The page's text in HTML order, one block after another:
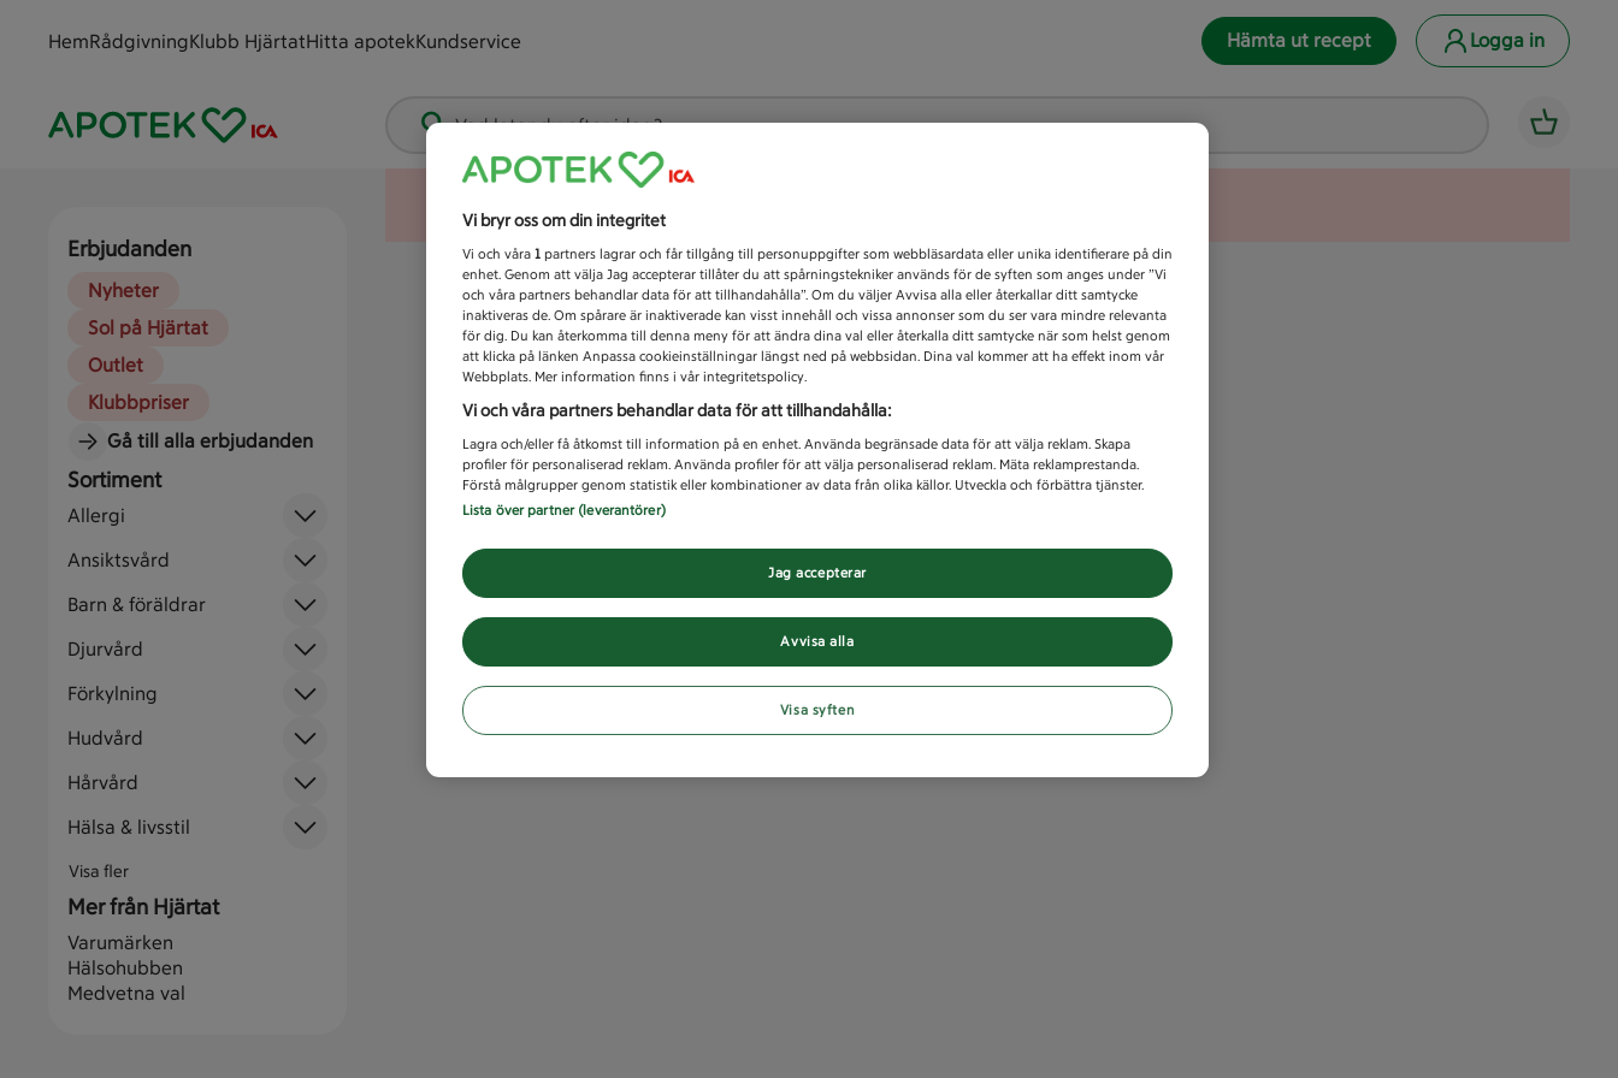
HemRådgivningKlubb HjärtatHitta apotekKundservice Hämta ut recept Logga in
Vad letar du efter idag?
Erbjudanden
Nyheter
Sol på Hjärtat
Outlet
Klubbpriser
Gå till alla erbjudanden
Sortiment
Allergi
Ansiktsvård
Barn & föräldrar
Djurvård
Förkylning
Hudvård
Hårvård
Hälsa & livsstil
Visa fler
Mer från Hjärtat
Varumärken
Hälsohubben
Medvetna val
Vi bryr oss om din integritet
Vi och våra 1 partners lagrar och får tillgång till personuppgifter som webbläsardata eller unika identifierare på din
enhet. Genom att välja Jag accepterar tillåter du att spårningstekniker används för de syften som anges under ”Vi
och våra partners behandlar data för att tillhandahålla”. Om du väljer Avvisa alla eller återkallar ditt samtycke
inaktiveras de. Om spårare är inaktiverade kan visst innehåll och vissa annonser som du ser vara mindre relevanta
för dig. Du kan återkomma till denna meny för att ändra dina val eller återkalla ditt samtycke när som helst genom
att klicka på länken Anpassa cookieinställningar längst ned på webbsidan. Dina val kommer att ha effekt inom vår
Webbplats. Mer information finns i vår integritetspolicy.
Vi och våra partners behandlar data för att tillhandahålla:
Lagra och/eller få åtkomst till information på en enhet. Använda begränsade data för att välja reklam. Skapa
profiler för personaliserad reklam. Använda profiler för att välja personaliserad reklam. Mäta reklamprestanda.
Förstå målgrupper genom statistik eller kombinationer av data från olika källor. Utveckla och förbättra tjänster.
Lista över partner (leverantörer)
Avvisa alla
Jag accepterar
Visa syften